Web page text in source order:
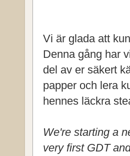
Vi är glada att
Denna gång har
del av er säkert
papper och lera
hennes läckra
We're starting a
very first GDT